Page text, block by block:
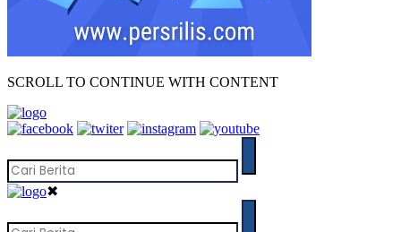
SCROLL TO CONTINUE WITH CONTENT
✖